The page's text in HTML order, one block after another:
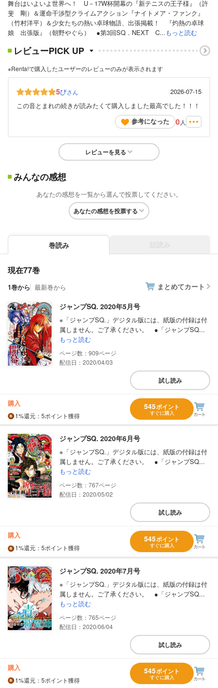
舞台はいよいよ世界へ！ U－17W杯開幕の『新テニスの王子様』（許
斐 剛）＆運命干渉型クライムアクション『ナイトメア・ファンク』
（竹村洋平）＆少女たちの熱い卓球物語、出張掲載！ 『灼熱の卓球
娘 出張版』（朝野やぐら） ●第3回SQ．NEXT C...もっと読む
レビューPICK UP
※Renta!で購入したユーザーのレビューのみが表示されます
5びさん
2026-07-15
この音とまれの続きが読みたくて購入しました最高でした！！！
参考になった
0 人
レビューを見る
みんなの感想
あなたの感想を一覧から選んで投票してください。
あなたの感想を投票する
巻読み
現在77巻
1巻から 最新巻から まとめてカート
ジャンプSQ. 2020年5月号
※「ジャンプSQ.」デジタル版には、紙版の付録は付
属しません。ご了承ください。 ●「ジャンプSQ...
もっと読む
909
配信日：2020/04/03
試し読み
購入
1%還元 ：5ポイント獲得
545ポイント
すぐに購入
ジャンプSQ. 2020年6月号
※「ジャンプSQ.」デジタル版には、紙版の付録は付
属しません。ご了承ください。 ●「ジャンプSQ...
もっと読む
767
配信日：2020/05/02
試し読み
購入
1%還元 ：5ポイント獲得
545ポイント
すぐに購入
ジャンプSQ. 2020年7月号
※「ジャンプSQ.」デジタル版には、紙版の付録は付
属しません。ご了承ください。 ●「ジャンプSQ...
もっと読む
765
配信日：2020/06/04
試し読み
購入
1%還元 ：5ポイント獲得
545ポイント
すぐに購入